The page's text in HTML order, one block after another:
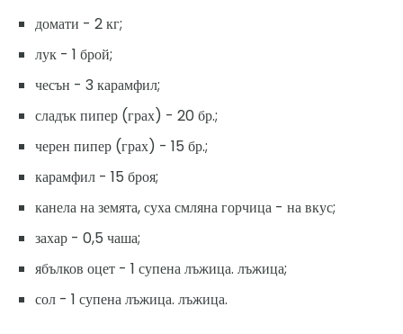
домати - 2 кг;
лук - 1 брой;
чесън - 3 карамфил;
сладък пипер (грах) - 20 бр.;
черен пипер (грах) - 15 бр.;
карамфил - 15 броя;
канела на земята, суха смляна горчица - на вкус;
захар - 0,5 чаша;
ябълков оцет - 1 супена лъжица. лъжица;
сол - 1 супена лъжица. лъжица.